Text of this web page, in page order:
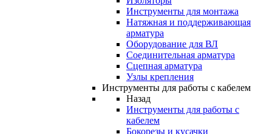
Инструменты для монтажа
Натяжная и поддерживающая
арматура
Оборудование для ВЛ
Соединительная арматура
Сцепная арматура
Узлы крепления
Инструменты для работы с кабелем
Назад
Инструменты для работы с
кабелем
Бокорезы и кусачки